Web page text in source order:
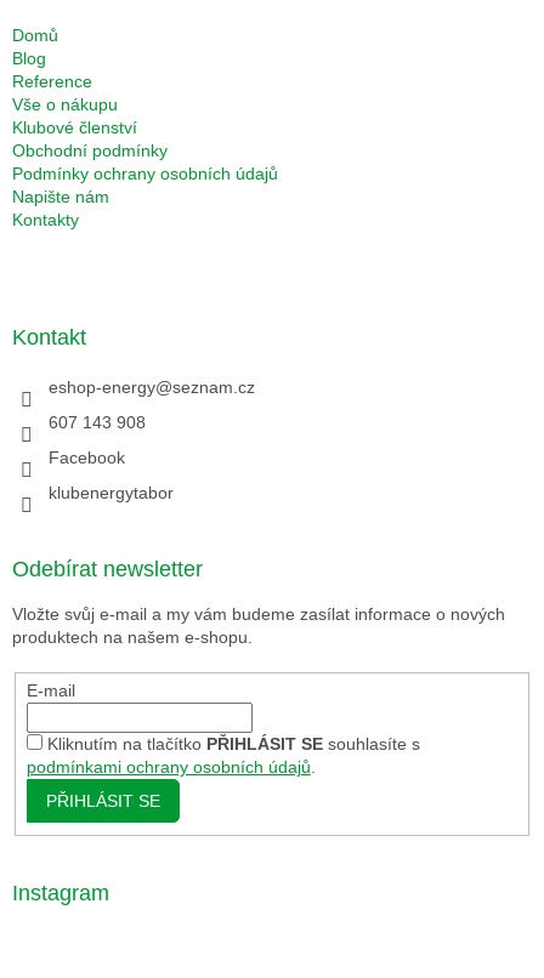
Domů
Blog
Reference
Vše o nákupu
Klubové členství
Obchodní podmínky
Podmínky ochrany osobních údajů
Napište nám
Kontakty
Kontakt
eshop-energy@seznam.cz
607 143 908
Facebook
klubenergytabor
Odebírat newsletter
Vložte svůj e-mail a my vám budeme zasílat informace o nových
produktech na našem e-shopu.
E-mail
Kliknutím na tlačítko PŘIHLÁSIT SEsouhlasíte s
podmínkami ochrany osobních údajů
PŘIHLÁSIT SE
Instagram